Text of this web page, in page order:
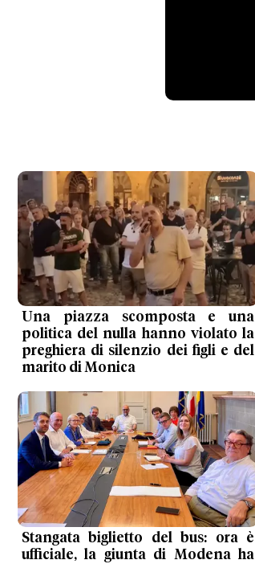
Una piazza scomposta e una
politica del nulla hanno violato la
preghiera di silenzio dei figli e del
marito di Monica
Stangata biglietto del bus: ora è
ufficiale, la giunta di Modena ha